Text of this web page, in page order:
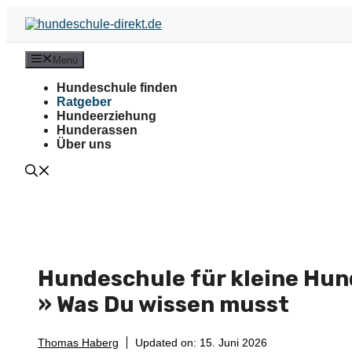
Inhalt
springen
Menü
Hundeschule finden
Ratgeber
Hundeerziehung
Hunderassen
Über uns
Hundeschule für kleine
» Was Du wissen musst
Thomas Haberg Updated on: 15. Juni 2026